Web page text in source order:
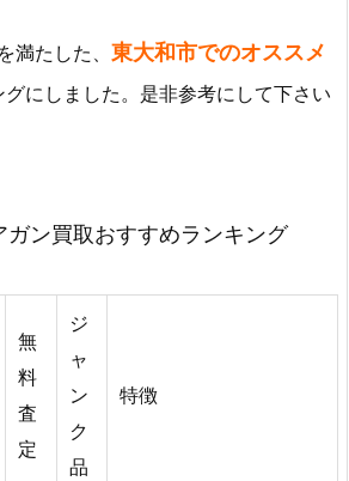
満たした、 東大和市でのオススメ
グにしました。是非参考にして下さい
ガン買取おすすめランキング
無
料
査
定
ジ
ャ
ン
ク
品
特徴